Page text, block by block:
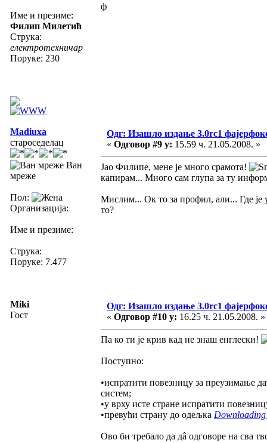
Име и презиме:
Филип Милетић
Струка:
електротехничар
Поруке: 230
ф
Madiuxa
староседелац
Ван
мреже
Пол:
Организација:
Име и презиме:
Струка:
Поруке: 7.477
Одг: Изашло издање 3.0rc1
« Одговор #9 у: 15.59 ч. 21.05.2008. »
Јао Филипе, мене је много срамота!
капирам... Много сам глупа за ту
Мислим... Ок то за профил, али... Где је
то?
Miki
Гост
Одг: Изашло издање 3.0rc1
« Одговор #10 у: 16.25 ч. 21.05.2008. »
Па ко ти је крив кад не знаш енглески!
Поступно:
•испратити повезницу за преузимање
систем;
•у врху исте стране испратити
•превући страну до одељка
Ово би требало да дâ одговоре на сва